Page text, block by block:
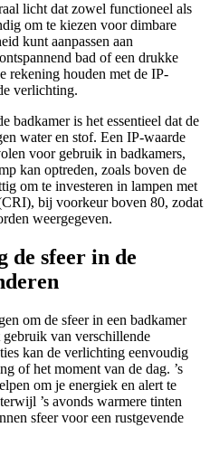
licht dat zowel functioneel als
om te kiezen voor dimbare
kunt aanpassen aan
bad of een drukke
rekening houden met de IP-
verlichting.
badkamer is het essentieel dat de
water en stof. Een IP-waarde
voor gebruik in badkamers,
kan optreden, zoals boven de
om te investeren in lampen met
bij voorkeur boven 80, zodat
weergegeven.
sfeer in de
om de sfeer in een badkamer
van verschillende
kan de verlichting eenvoudig
of het moment van de dag. ’s
om je energiek en alert te
’s avonds warmere tinten
sfeer voor een rustgevende